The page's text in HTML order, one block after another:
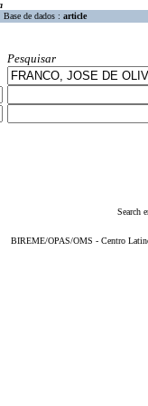
Base de dados : article
Pesquisar
Search
BIREME/OPAS/OMS - Centro